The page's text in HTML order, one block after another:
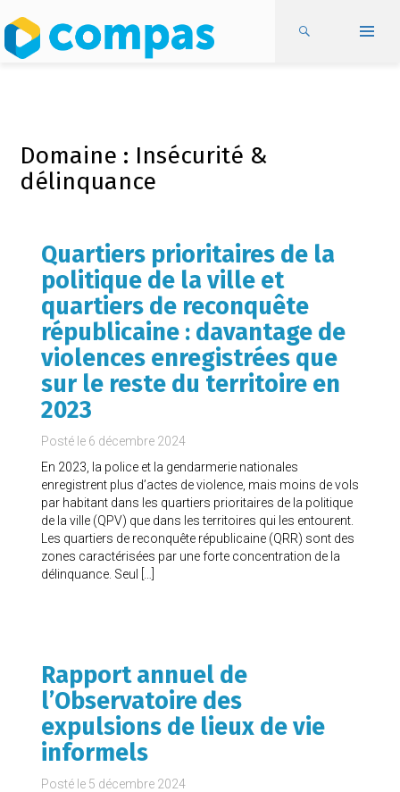
Domaine : Insécurité &
délinquance
Quartiers prioritaires de la
politique de la ville et
quartiers de reconquête
républicaine : davantage de
violences enregistrées que
sur le reste du territoire en
2023
Posté le 6 décembre 2024
En 2023, la police et la gendarmerie nationales
enregistrent plus d’actes de violence, mais moins de vols
par habitant dans les quartiers prioritaires de la politique
de la ville (QPV) que dans les territoires qui les entourent.
Les quartiers de reconquête républicaine (QRR) sont des
zones caractérisées par une forte concentration de la
délinquance. Seul […]
Rapport annuel de
l’Observatoire des
expulsions de lieux de vie
informels
Posté le 5 décembre 2024